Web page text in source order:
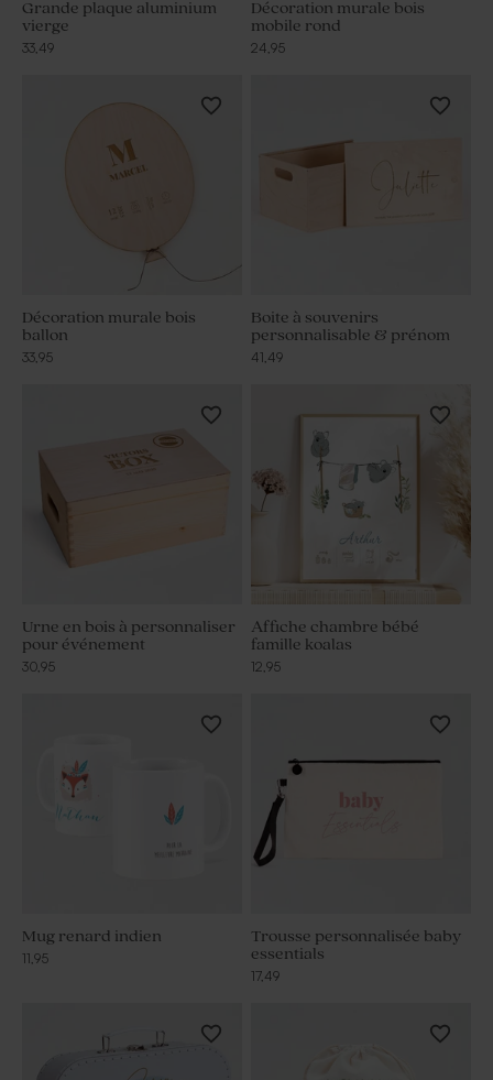
Grande plaque aluminium
vierge
33,49
Décoration murale bois
mobile rond
24,95
Décoration murale bois
ballon
33,95
Boite à souvenirs
personnalisable & prénom
41,49
Urne en bois à personnaliser
pour événement
30,95
Affiche chambre bébé
famille koalas
12,95
Mug renard indien
11,95
Trousse personnalisée baby
essentials
17,49